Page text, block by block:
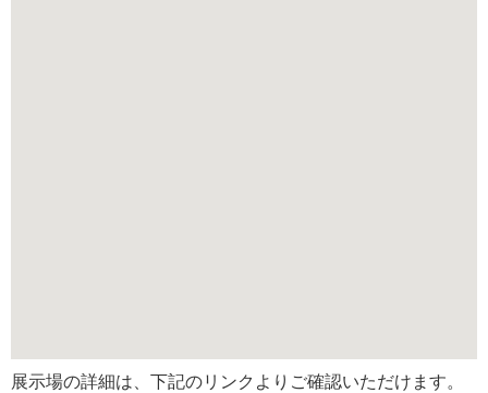
展示場の詳細は、下記のリンクよりご確認いただけます。